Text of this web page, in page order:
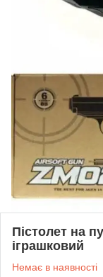
Пістолет на
іграшковий
Немає в наявності